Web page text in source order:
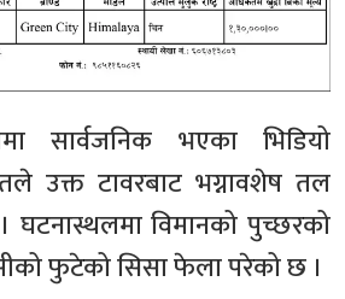
सार्वजनिक भएका भिडियो
उक्त टावरबाट भग्नावशेष तल
घटनास्थलमा विमानको पुच्छरको
फुटेको सिसा फेला परेको छ ।